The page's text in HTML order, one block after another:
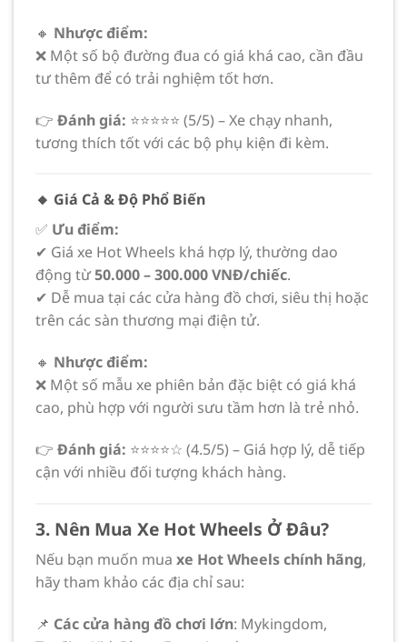
🔸 Nhược điểm:
❌ Một số bộ đường đua có giá khá cao, cần đầu
tư thêm để có trải nghiệm tốt hơn.
👉 Đánh giá: ⭐⭐⭐⭐⭐ (5/5) – Xe chạy nhanh,
tương thích tốt với các bộ phụ kiện đi kèm.
🔸 Giá Cả & Độ Phổ Biến
✅ Ưu điểm:
✔ Giá xe Hot Wheels khá hợp lý, thường dao
động từ50.000 – 300.000 VNĐ/chiếc.
✔ Dễ mua tại các cửa hàng đồ chơi, siêu thị hoặc
trên các sàn thương mại điện tử.
🔸 Nhược điểm:
❌ Một số mẫu xe phiên bản đặc biệt có giá khá
cao, phù hợp với người sưu tầm hơn là trẻ nhỏ.
👉 Đánh giá: ⭐⭐⭐⭐☆ (4.5/5) – Giá hợp lý, dễ tiếp
cận với nhiều đối tượng khách hàng.
3. Nên Mua Xe Hot Wheels Ở Đâu?
Nếu bạn muốn mua xe Hot Wheels chính hãng,
hãy tham khảo các địa chỉ sau:
📌 Các cửa hàng đồ chơi lớn: Mykingdom,